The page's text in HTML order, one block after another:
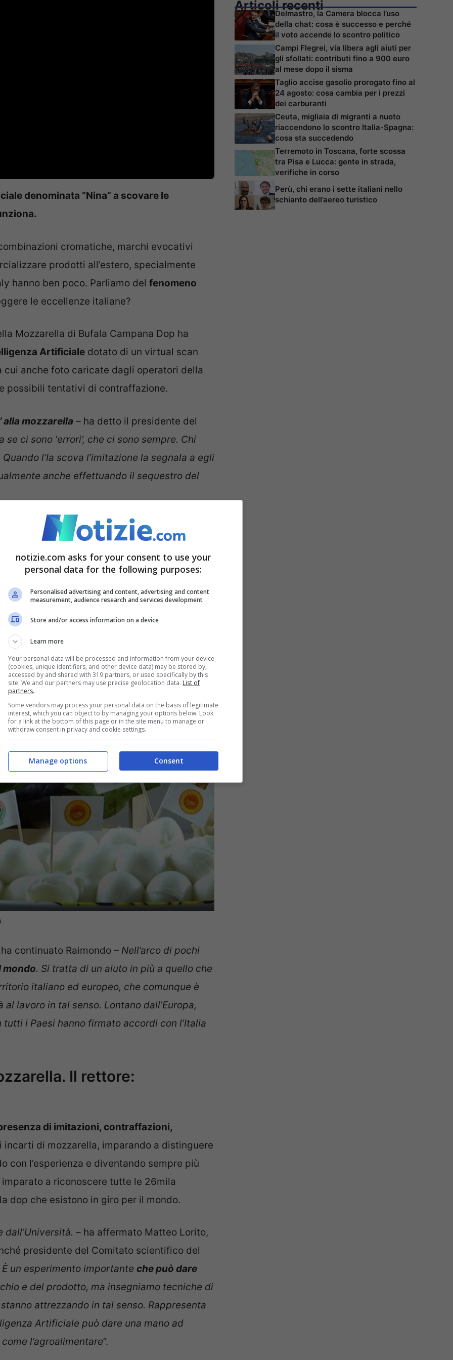
denominata “Nina” a scovare le
cromatiche, marchi evocativi
prodotti all’estero, specialmente
hanno ben poco. Parliamo del fenomeno
le eccellenze italiane?
Mozzarella di Bufala Campana Dop ha
Artificiale dotato di un virtual scan
anche foto caricate dagli operatori della
possibili tentativi di contraffazione.
alla mozzarella – ha detto il presidente del
se ci sono ‘errori’, che ci sono sempre. Chi
l’Ia scova l’imitazione la segnala a egli
anche effettuando il sequestro del
Farzati spa. Nina è anche il nome di una
del comparto. L’Ia è in grado di
degli incarti. Il sistema si basa su una
miglioramento continuo e che cerca e
tutti i riferimenti che incontra sulla
ha continuato Raimondo – Nell’arco di pochi
mondo. Si tratta di un aiuto in più a quello che
italiano ed europeo, che comunque è
lavoro in tal senso. Lontano dall’Europa,
i Paesi hanno firmato accordi con l’Italia
Il rettore:
di imitazioni, contraffazioni,
di mozzarella, imparando a distinguere
l’esperienza e diventando sempre più
a riconoscere tutte le 26mila
dop che esistono in giro per il mondo.
– ha affermato Matteo Lorito,
presidente del Comitato scientifico del
È un esperimento importante che può dare
e del prodotto, ma insegniamo tecniche di
attrezzando in tal senso. Rappresenta
Artificiale può dare una mano ad
l’agroalimentare”.
Articoli recenti
Delmastro, la Camera blocca l’uso
della chat: cosa è successo e perché
il voto accende lo scontro politico
Campi Flegrei, via libera agli aiuti per
gli sfollati: contributi fino a 900 euro
al mese dopo il sisma
Taglio accise gasolio prorogato fino al
24 agosto: cosa cambia per i prezzi
dei carburanti
Ceuta, migliaia di migranti a nuoto
riaccendono lo scontro Italia-Spagna:
cosa sta succedendo
Terremoto in Toscana, forte scossa
tra Pisa e Lucca: gente in strada,
verifiche in corso
Perù, chi erano i sette italiani nello
schianto dell’aereo turistico
notizie.com asks for your consent to use your
personal data for the following purposes:
Personalised advertising and content, advertising and content
measurement, audience research and services development
Store and/or access information on a device
Learn more
Your personal data will be processed and information from your device
(cookies, unique identifiers, and other device data) may be stored by,
accessed by and shared with 319 partners, or used specifically by this
site. We and our partners may use precise geolocation data. List of
partners.
Some vendors may process your personal data on the basis of legitimate
interest, which you can object to by managing your options below. Look
for a link at the bottom of this page or in the site menu to manage or
withdraw consent in privacy and cookie settings.
Consent
Manage options